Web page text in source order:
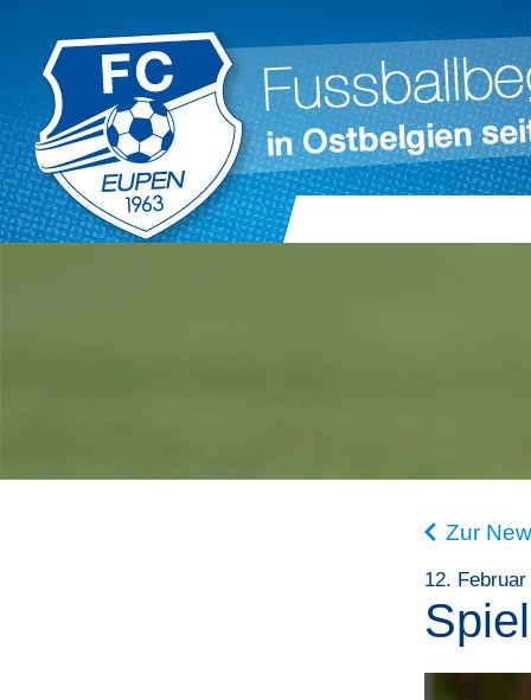
Zur
12. Februar